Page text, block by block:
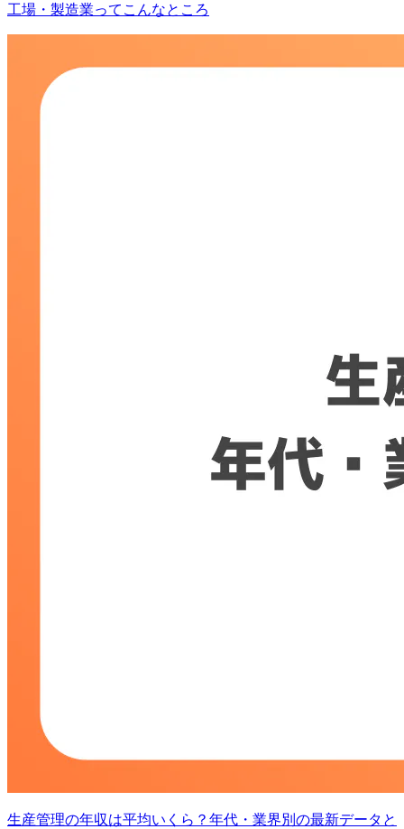
工場・製造業ってこんなところ
生産管理の年収は平均いくら？年代・業界別の最新データと